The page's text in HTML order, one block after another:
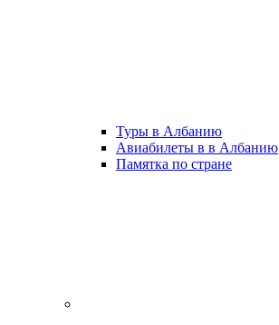
Туры в Албанию
Авиабилеты в в Албанию
Памятка по стране